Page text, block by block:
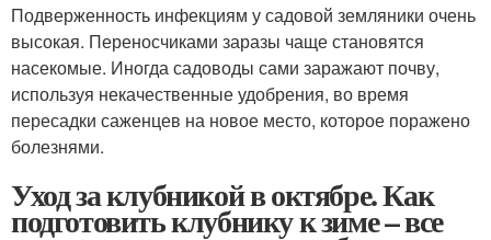
Подверженность инфекциям у садовой земляники очень
высокая. Переносчиками заразы чаще становятся
насекомые. Иногда садоводы сами заражают почву,
используя некачественные удобрения, во время
пересадки саженцев на новое место, которое поражено
болезнями.
Уход за клубникой в октябре. Как
подготовить клубнику к зиме – все